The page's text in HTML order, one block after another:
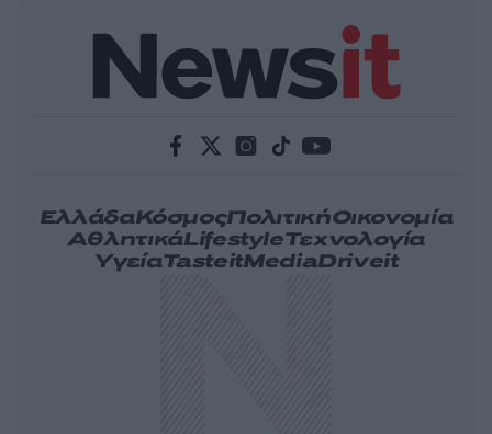
ΕλλάδαΚόσμοςΠολιτικήΟικονομία
ΑθλητικάLifestyleΤεχνολογία
ΥγείαTasteitMediaDriveit